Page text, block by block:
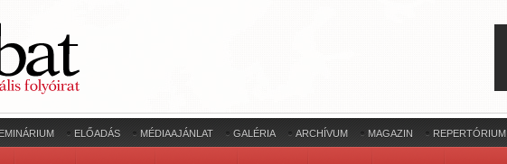
ELŐADÁS MÉDIAAJÁNLAT GALÉRIA ARCHÍVUM MAGAZIN REPERTÓRIUM